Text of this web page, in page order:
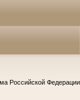
Российской